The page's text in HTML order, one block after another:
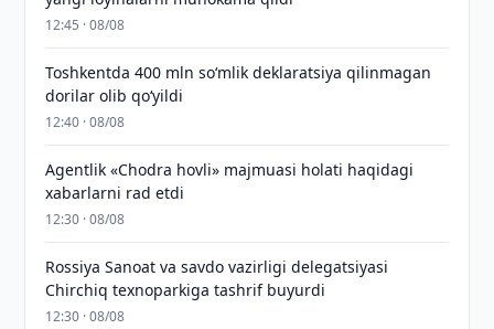
12:45 · 08/08
Toshkentda 400 mln so‘mlik deklaratsiya qilinmagan
dorilar olib qo‘yildi
12:40 · 08/08
Agentlik «Chodra hovli» majmuasi holati haqidagi
xabarlarni rad etdi
12:30 · 08/08
Rossiya Sanoat va savdo vazirligi delegatsiyasi
Chirchiq texnoparkiga tashrif buyurdi
12:30 · 08/08